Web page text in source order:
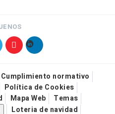
Cumplimiento normativo
Política de Cookies
Mapa Web
Temas
Loteria de navidad